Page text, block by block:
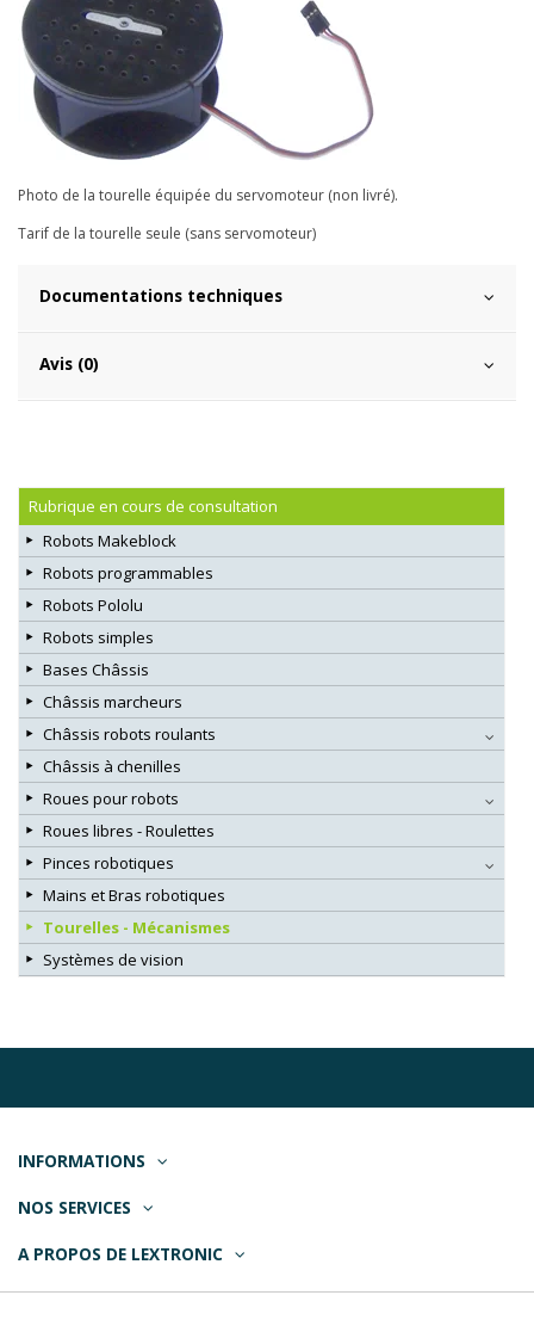
Photo de la tourelle équipée du servomoteur (non livré).
Tarif de la tourelle seule (sans servomoteur)
Documentations techniques
Avis (0)
Rubrique en cours de consultation
Robots Makeblock
Robots programmables
Robots Pololu
Robots simples
Bases Châssis
Châssis marcheurs
Châssis robots roulants
Châssis à chenilles
Roues pour robots
Roues libres - Roulettes
Pinces robotiques
Mains et Bras robotiques
Tourelles - Mécanismes
Systèmes de vision
INFORMATIONS
NOS SERVICES
A PROPOS DE LEXTRONIC